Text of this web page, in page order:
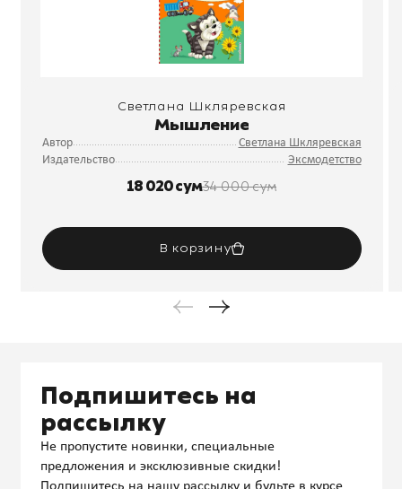
Светлана Шкляревская
Мышление
Автор
Светлана Шкляревская
Издательство
Эксмодетство
18 020 сум34 000 сум
В корзину
Подпишитесь на
рассылку
Не пропустите новинки, специальные
предложения и эксклюзивные скидки!
Подпишитесь на нашу рассылку и будьте в курсе